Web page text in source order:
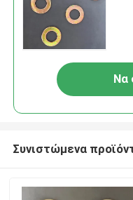
Να
Συνιστώμενα